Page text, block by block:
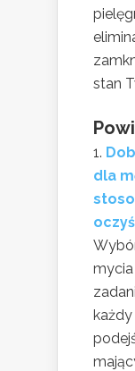
stan
dla